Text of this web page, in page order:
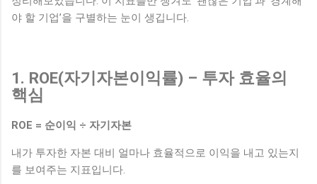
야 할 기업’을 구별하는 눈이 생깁니다.
1. ROE(자기자본이익률) – 투자 효율의
핵심
ROE = 순이익 ÷ 자기자본
내가 투자한 자본 대비 얼마나 효율적으로 이익을 내고 있는지
를 보여주는 지표입니다.